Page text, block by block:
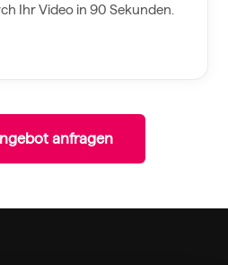
Ihr Video in 90 Sekunden.
anfragen